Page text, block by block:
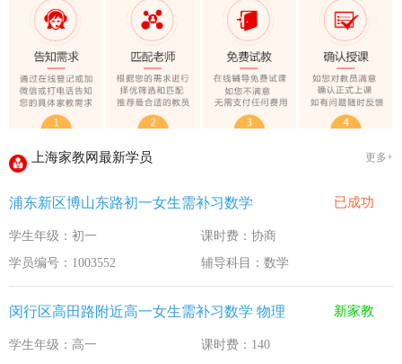
上海家教网家教试课规则 2020-1-18
上海家教网免责声明 2016-11-15
教员首次给家长打电话注意事项 2016-11-15
上海家教网教员首次上门试教注意事项 2016-11-15
上海家教网注册协议 2016-11-15
上海家教网大学生做家教安全须知！
全国教师管理信息系统明年启用
上海家教网最新学员 更多+
浦东新区博山东路初一女生需补习数学 已成功
学生年级：初一
课时费：协商
学员编号：1003552
辅导科目：数学
闵行区高田路附近高一女生需补习数学 物理 新家教
学生年级：高一
课时费：140